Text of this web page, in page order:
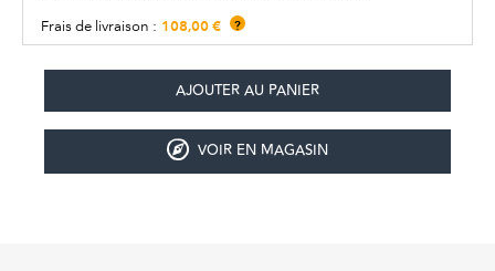
Frais de livraison : 108,00 € ?
VOIR EN MAGASIN